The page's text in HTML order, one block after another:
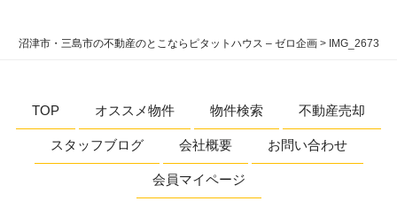
沼津市・三島市の不動産のとこならピタットハウス – ゼロ企画> IMG_2673
TOP オススメ物件 物件検索 不動産売却
スタッフブログ 会社概要 お問い合わせ
会員マイページ